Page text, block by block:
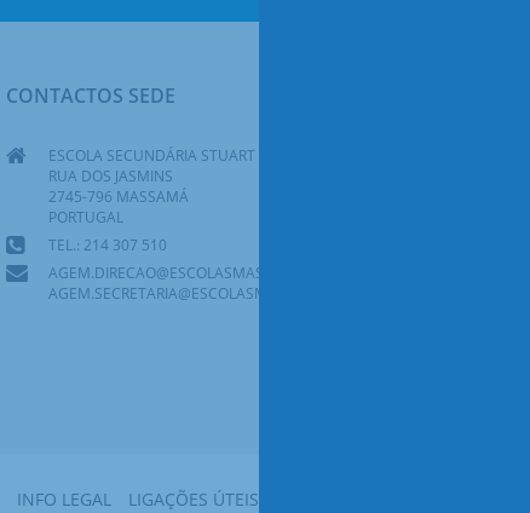
CONTACTOS SEDE
ESCOLA SECUNDÁRIA STUART CARVALHAIS
RUA DOS JASMINS
2745-796 MASSAMÁ
PORTUGAL
TEL.: 214 307 510
AGEM.DIRECAO@ESCOLASMASSAMA.PT
AGEM.SECRETARIA@ESCOLASMASSAMA.PT
INFO LEGAL LIGAÇÕES ÚTEIS